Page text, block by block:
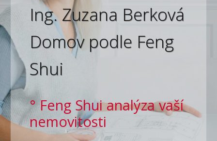
Ing. Zuzana Berková
Domov podle Feng
Shui
° Feng Shui analýza vaší
nemovitosti